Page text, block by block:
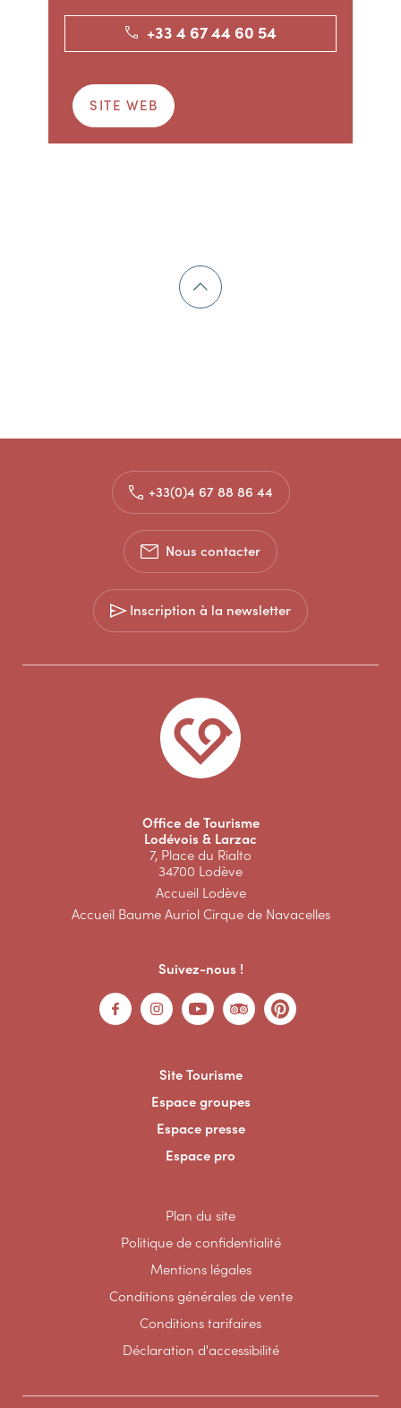
+33 4 67 44 60 54
SITE WEB
+33(0)4 67 88 86 44
Nous contacter
Inscription à la newsletter
Office de Tourisme
Lodévois & Larzac
7, Place du Rialto
34700 Lodève
Accueil Lodève
Accueil Baume Auriol Cirque de Navacelles
Suivez-nous !
Site Tourisme
Espace groupes
Espace presse
Espace pro
Plan du site
Politique de confidentialité
Mentions légales
Conditions générales de vente
Conditions tarifaires
Déclaration d'accessibilité